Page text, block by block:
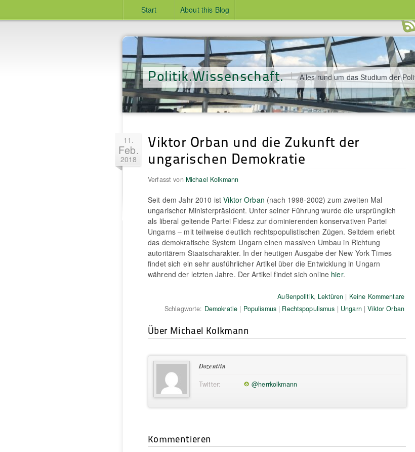
Start About this Blog
Politik.Wissenschaft. Alles rund um das Studium der
11.
Feb.
2018
Viktor Orban und die Zukunft der
ungarischen Demokratie
Verfasst von Michael Kolkmann
Seit dem Jahr 2010 istViktor Orban (nach 1998-2002) zum zweiten Mal
ungarischer Ministerpräsident. Unter seiner Führung wurde die ursprünglich
als liberal geltende Partei Fidesz zur dominierenden konservativen Partei
Ungarns – mit teilweise deutlich rechtspopulistischen Zügen. Seitdem erlebt
das demokratische System Ungarn einen massiven Umbau in Richtung
autoritärem Staatscharakter. In der heutigen Ausgabe der New York Times
findet sich ein sehr ausführlicher Artikel über die Entwicklung in Ungarn
während der letzten Jahre. Der Artikel findet sich online hier.
Außenpolitik, Lektüren | Keine Kommentare
Schlagworte: Demokratie | Populismus| Rechtspopulismus | Ungarn|Viktor Orban
Über Michael Kolkmann
Dozent/in
Twitter:
@herrkolkmann
Kommentieren